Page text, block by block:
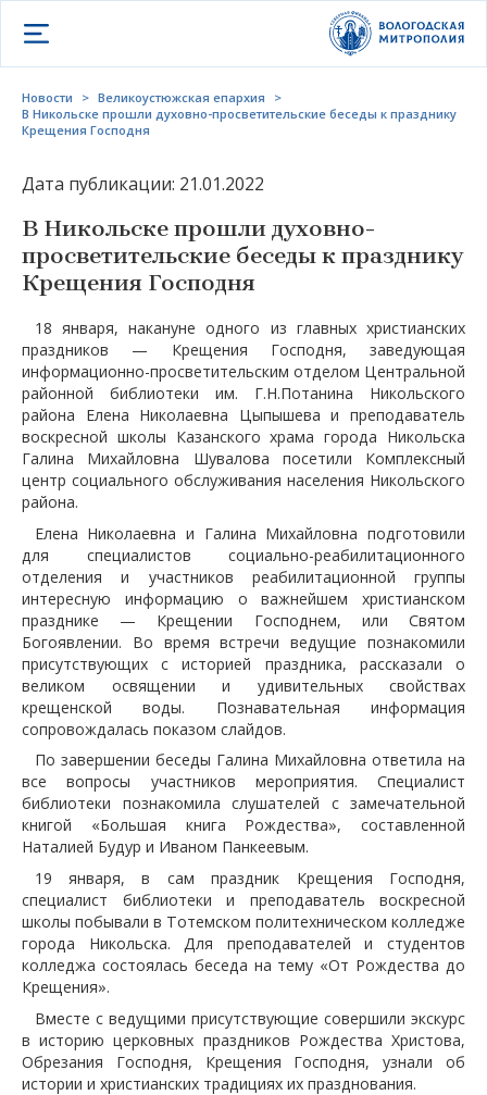
Открыть меню
Новости > Великоустюжская епархия
>
В Никольске прошли духовно-просветительские беседы к празднику
Крещения Господня
Дата публикации: 21.01.2022
В Никольске прошли духовно-
просветительские беседы к празднику
Крещения Господня
18 января, накануне одного из главных христианских
праздников — Крещения Господня, заведующая
информационно-просветительским отделом Центральной
районной библиотеки им. Г.Н.Потанина Никольского
района Елена Николаевна Цыпышева и преподаватель
воскресной школы Казанского храма города Никольска
Галина Михайловна Шувалова посетили Комплексный
центр социального обслуживания населения Никольского
района.
Елена Николаевна и Галина Михайловна подготовили
для специалистов социально-реабилитационного
отделения и участников реабилитационной группы
интересную информацию о важнейшем христианском
празднике — Крещении Господнем, или Святом
Богоявлении. Во время встречи ведущие познакомили
присутствующих с историей праздника, рассказали о
великом освящении и удивительных свойствах
крещенской воды. Познавательная информация
сопровождалась показом слайдов.
По завершении беседы Галина Михайловна ответила на
все вопросы участников мероприятия. Специалист
библиотеки познакомила слушателей с замечательной
книгой «Большая книга Рождества», составленной
Наталией Будур и Иваном Панкеевым.
19 января, в сам праздник Крещения Господня,
специалист библиотеки и преподаватель воскресной
школы побывали в Тотемском политехническом колледже
города Никольска. Для преподавателей и студентов
колледжа состоялась беседа на тему «От Рождества до
Крещения».
Вместе с ведущими присутствующие совершили экскурс
в историю церковных праздников Рождества Христова,
Обрезания Господня, Крещения Господня, узнали об
истории и христианских традициях их празднования.